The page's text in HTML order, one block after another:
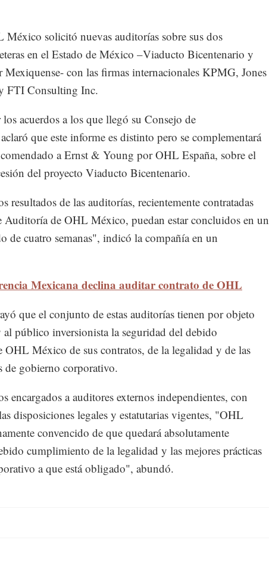
México solicitó nuevas auditorías sobre sus dos
en el Estado de México –Viaducto Bicentenario y
con las firmas internacionales KPMG, Jones
FTI Consulting Inc.
acuerdos a los que llegó su Consejo de
que este informe es distinto pero se complementará
a Ernst & Young por OHL España, sobre el
del proyecto Viaducto Bicentenario.
resultados de las auditorías, recientemente contratadas
Auditoría de OHL México, puedan estar concluidos en un
de cuatro semanas", indicó la compañía en un
Mexicana declina auditar contrato de OHL
que el conjunto de estas auditorías tienen por objeto
al público inversionista la seguridad del debido
México de sus contratos, de la legalidad y de las
de gobierno corporativo.
encargados a auditores externos independientes, con
disposiciones legales y estatutarias vigentes, "OHL
convencido de que quedará absolutamente
cumplimiento de la legalidad y las mejores prácticas
a que está obligado", abundó.